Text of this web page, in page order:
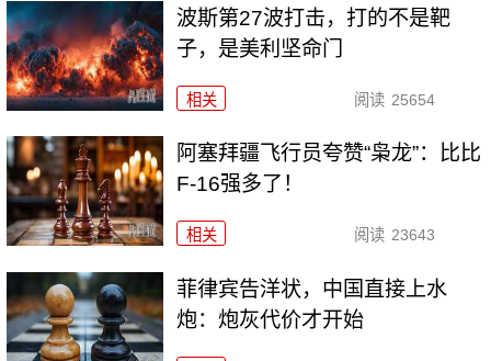
波斯第27波打击，打的不是靶
子，是美利坚命门
相关 阅读 25654
阿塞拜疆飞行员夸赞“枭龙”：比比
F-16强多了！
相关 阅读 23643
菲律宾告洋状，中国直接上水
炮：炮灰代价才开始